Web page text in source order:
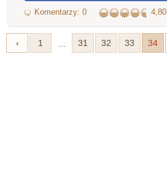
4,80
‹ 1 31 32 33 34